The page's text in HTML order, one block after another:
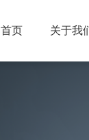
首页 关于我